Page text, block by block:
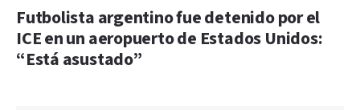
Futbolista argentino fue detenido por el
ICE en un aeropuerto de Estados Unidos:
“Está asustado”